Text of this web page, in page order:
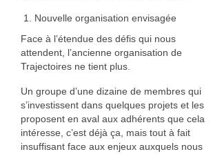
Nouvelle organisation envisagée
Face à l’étendue des défis qui nous
attendent, l’ancienne organisation de
Trajectoires ne tient plus.
Un groupe d’une dizaine de membres qui
s’investissent dans quelques projets et les
proposent en aval aux adhérents que cela
intéresse, c’est déjà ça, mais tout à fait
insuffisant face aux enjeux auxquels nous